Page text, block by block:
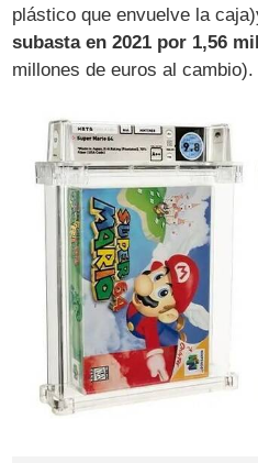
plástico que envuelve la
subasta en 2021 por 1,56
millones de euros al cambio).